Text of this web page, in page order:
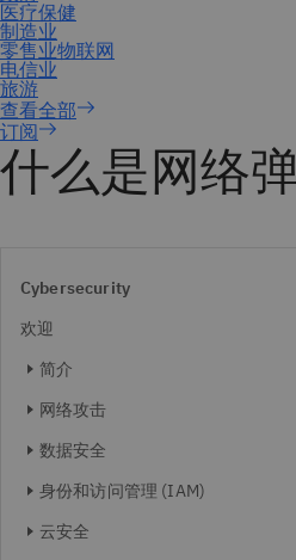
订阅
什么是网络
Cybersecurity
欢迎
简介
网络攻击
数据安全
身份和访问管理 (IAM)
云安全